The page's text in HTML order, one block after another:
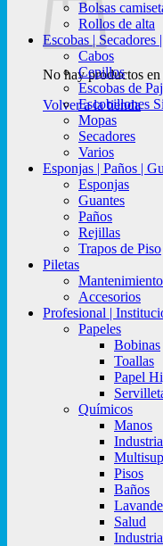
No hay productos
Volver a la tienda
Bolsas
Rollos de alta
Escobas | Secadores
Cabos
Cepillos
Escobas de
Escobillones
Mopas
Secadores
Varios
Esponjas | Paños |
Esponjas
Guantes
Paños
Rejillas
Trapos de Piso
Piletas
Accesorios
Profesional |
Papeles
Bobinas
Toallas
Papel
Químicos
Manos
Pisos
Baños
Salud